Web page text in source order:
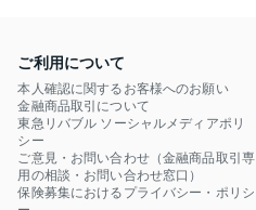
ご利用について
本人確認に関するお客様へのお願い
金融商品取引について
東急リバブル ソーシャルメディアポリ
シー
ご意見・お問い合わせ（金融商品取引専
用の相談・お問い合わせ窓口）
保険募集におけるプライバシー・ポリシ